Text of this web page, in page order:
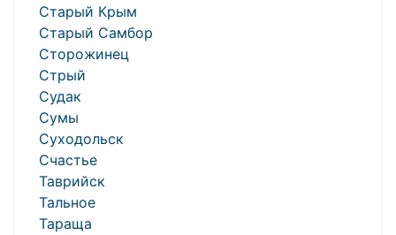
Старый Крым
Старый Самбор
Сторожинец
Стрый
Судак
Сумы
Суходольск
Счастье
Таврийск
Тальное
Тараща